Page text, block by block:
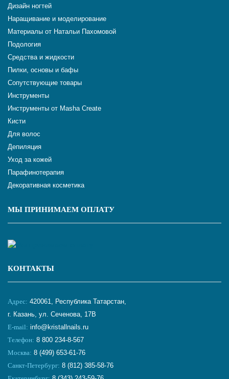
Дизайн ногтей
Наращивание и моделирование
Материалы от Натальи Пахомовой
Подология
Средства и жидкости
Пилки, основы и бафы
Сопутствующие товары
Инструменты
Инструменты от Masha Create
Кисти
Для волос
Депиляция
Уход за кожей
Парафинотерапия
Декоративная косметика
МЫ ПРИНИМАЕМ ОПЛАТУ
КОНТАКТЫ
Адрес: 420061, Республика Татарстан,
г. Казань, ул. Сеченова, 17В
E-mail: info@kristallnails.ru
Телефон: 8 800 234-8-567
Москва: 8 (499) 653-61-76
Санкт-Петербург: 8 (812) 385-58-76